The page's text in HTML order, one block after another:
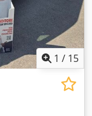
1 / 15